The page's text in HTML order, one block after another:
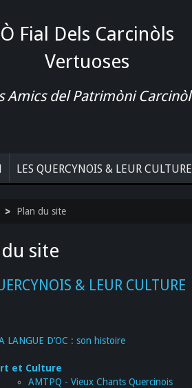
Ò Fial Dels Carcinòls
Vertuoses
Amics del Patrimòni Carcinòl
LES QUERCYNOIS & LEUR CULTURE
> Plan du site
site
& LEUR CULTURE
LANGUE D’OC : son histoire
et Culture
AMTPQ - Vieux Chants Quercinois